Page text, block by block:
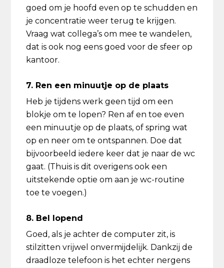
goed om je hoofd even op te schudden en
je concentratie weer terug te krijgen.
Vraag wat collega’s om mee te wandelen,
dat is ook nog eens goed voor de sfeer op
kantoor.
7. Ren een minuutje op de plaats
Heb je tijdens werk geen tijd om een
blokje om te lopen? Ren af en toe even
een minuutje op de plaats, of spring wat
op en neer om te ontspannen. Doe dat
bijvoorbeeld iedere keer dat je naar de wc
gaat. (Thuis is dit overigens ook een
uitstekende optie om aan je wc-routine
toe te voegen.)
8. Bel lopend
Goed, als je achter de computer zit, is
stilzitten vrijwel onvermijdelijk. Dankzij de
draadloze telefoon is het echter nergens